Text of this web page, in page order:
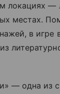
локациях —
местах.
в игре
— одна из